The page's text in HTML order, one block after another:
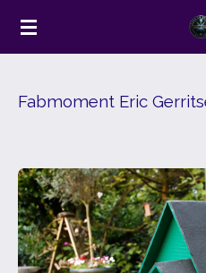
Ga
deFabmoment Eric